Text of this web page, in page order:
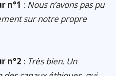
n°1 : Nous n’avons pas pu
sur notre propre
n°2 : Très bien. Un